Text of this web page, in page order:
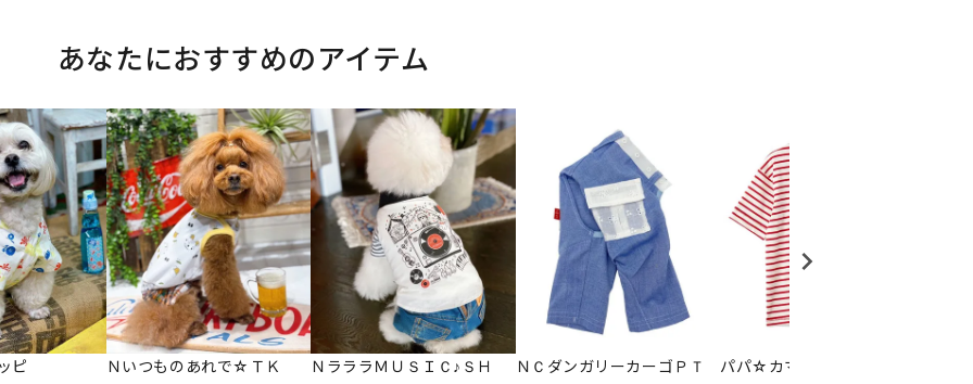
あなたにおすすめのアイテム
ピ
Ｎいつものあれで☆ＴＫ
ＮラララＭＵＳＩＣ♪ＳＨ
ＮＣダンガリーカーゴＰＴ
パパ☆カマクマドライブＴ